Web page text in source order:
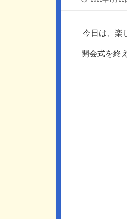
今日は、楽
開会式を終